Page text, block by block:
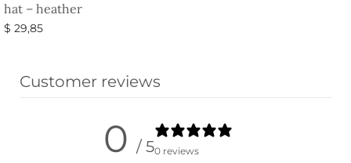
hat – heather
$ 29,85
Customer reviews
0 / 50 reviews